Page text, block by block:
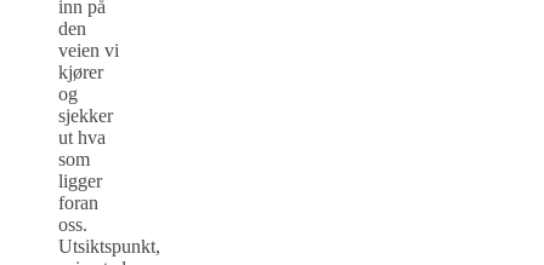
inn på
den
veien vi
kjører
og
sjekker
ut hva
som
ligger
foran
oss.
Utsiktspunkt,